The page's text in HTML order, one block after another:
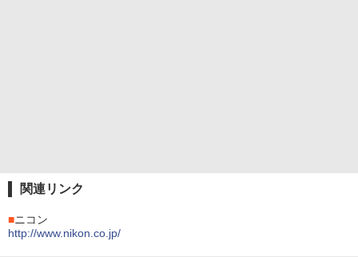
関連リンク
■ニコン
http://www.nikon.co.jp/